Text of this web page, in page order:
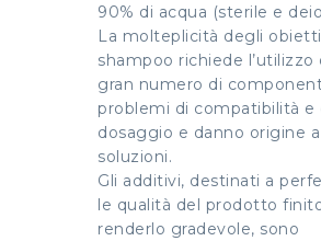
90% di acqua (sterile e
La molteplicità degli
shampoo richiede l’utilizzo
gran numero di
problemi di compatibilità e
dosaggio e danno origine
soluzioni.
Gli additivi, destinati a
le qualità del prodotto
renderlo gradevole, sono